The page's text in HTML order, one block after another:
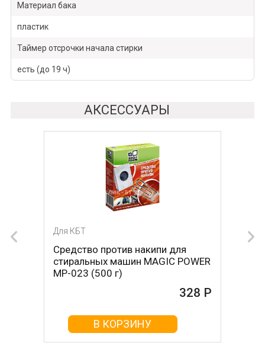
Материал бака
пластик
Таймер отсрочки начала стирки
есть (до 19 ч)
АКСЕССУАРЫ
Для КБТ
Средство против накипи для
стиральных машин MAGIC POWER
MP-023 (500 г)
328 Р
В КОРЗИНУ
Для КБТ
Средство против накипи для
стиральных машин BON BN-023
(500 г)
161 Р
В КОРЗИНУ